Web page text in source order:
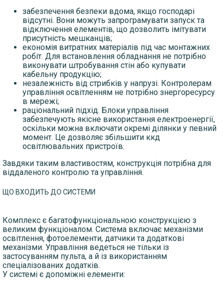
забезпечення безпеки вдома, якщо господарі
відсутні. Вони можуть запрограмувати запуск та
відключення елементів, що дозволить імітувати
присутність мешканців;
економія витратних матеріалів під час монтажних
робіт. Для встановлення обладнання не потрібно
виконувати штробування стін або купувати
кабельну продукцію;
незалежність від стрибків у напрузі. Контролерам
управління освітленням не потрібно знергоресурсу
в мережі;
раціональний підхід. Блоки управління
забезпечують якісне використання електроенергії,
оскільки можна включати окремі ділянки у певний
момент. Це дозволяє збільшити ккд
освітлювальних пристроїв.
Завдяки таким властивостям, конструкція потрібна для
віддаленого контролю та управління.
ЩО ВХОДИТЬ ДО СИСТЕМИ
Комплекс є багатофункціональною конструкцією з
великим функціоналом. Система включає механізми
освітлення, фотоелементи, датчики та додаткові
механізми. Управління ведеться не тільки із
застосуванням пульта, а й із використанням
спеціалізованих додатків.
У системі є допоміжні елементи: